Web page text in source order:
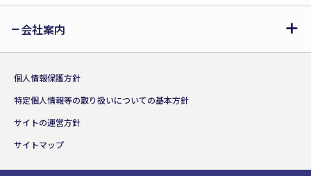
会社案内
個人情報保護方針
特定個人情報等の取り扱いについての基本方針
サイトの運営方針
サイトマップ